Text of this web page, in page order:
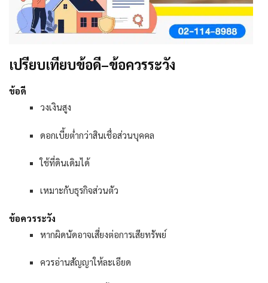
เปรียบเทียบข้อดี–ข้อควรระวัง
ข้อดี
วงเงินสูง
ดอกเบี้ยต่ำกว่าสินเชื่อส่วนบุคคล
ใช้ที่ดินเดิมได้
เหมาะกับธุรกิจส่วนตัว
ข้อควรระวัง
หากผิดนัดอาจเสี่ยงต่อการเสียทรัพย์
ควรอ่านสัญญาให้ละเอียด